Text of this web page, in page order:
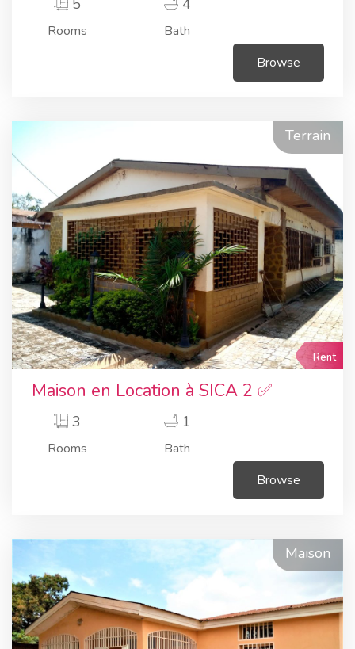
Rooms
Bath
Browse
Terrain
Rent
Maison en Location à SICA 2 ✅
3
Rooms
1
Bath
Browse
Maison